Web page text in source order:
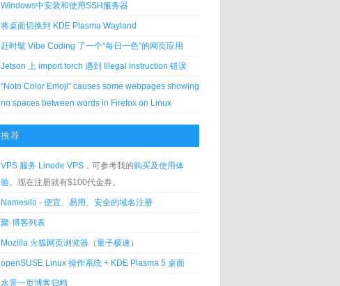
Windows中安装和使用SSH服务器
将桌面切换到 KDE Plasma Wayland
赶时髦 Vibe Coding 了一个“每日一色”的网页应用
Jetson 上 import torch 遇到 Illegal instruction 错误
“Noto Color Emoji” causes some webpages showing
no spaces between words in Firefox on Linux
推荐
VPS 服务 Linode VPS ，可参考我的购买及使用体
验。现在注册就有$100代金券。
Namesilo - 便宜、易用、安全的域名注册
聚·博客列表
Mozilla 火狐网页浏览器 （量子极速 ）
openSUSE Linux 操作系统 + KDE Plasma 5 桌面
水景一页博客归档